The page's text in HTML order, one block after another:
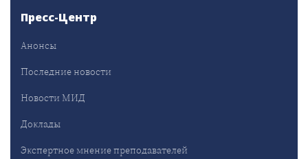
Пресс-Центр
Анонсы
Последние новости
Новости МИД
Доклады
Экспертное мнение преподавателей